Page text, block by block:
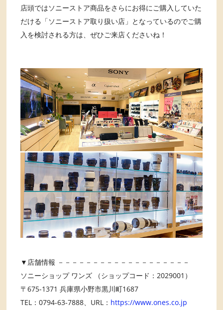
店頭ではソニーストア商品をさらにお得にご購入していた
だける「ソニーストア取り扱い店」となっているのでご購
入を検討される方は、ぜひご来店くださいね！
▼店舗情報 －－－－－－－－－－－－－－－－－－－
ソニーショップ ワンズ （ショップコード：2029001）
〒675-1371 兵庫県小野市黒川町1687
TEL：0794-63-7888、URL： https://www.ones.co.jp